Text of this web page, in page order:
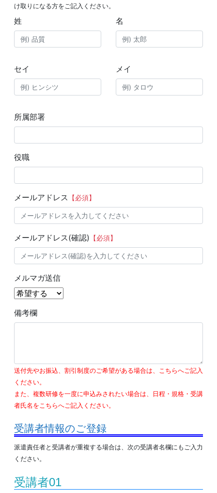
け取りになる方をご記入ください。
姓 名
セイ メイ
所属部署
役職
メールアドレス 【必須】
メールアドレス(確認) 【必須】
メルマガ送信
備考欄
送付先やお振込、割引制度のご希望がある場合は、こちらへご記入
ください。
また、複数研修を一度に申込みされたい場合は、日程・規格・受講
者氏名をこちらへご記入ください。
受講者情報のご登録
派遣責任者と受講者が重複する場合は、次の受講者名欄にもご入力
ください。
受講者01